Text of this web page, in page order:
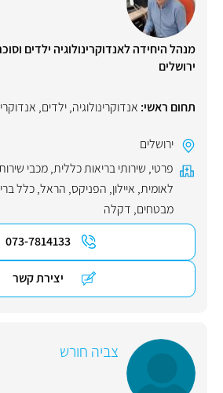
מנהל היחידה לאנדוקרינולוגיה ילדים
ירושלים
תחום ראשי: אנדוקרינולוגיה,ילדים,
ירושלים
פרטי, שירותי בריאות כללית,מכבי
לאומית, איילון, הפניקס, הראל,כלל
מבטחים, דקלה
073-7814133
יצירת קשר
צביה חורש